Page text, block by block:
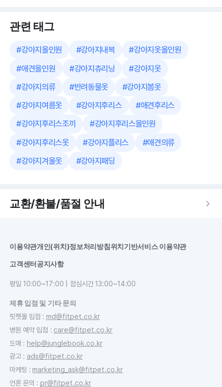
관련 태그
#강아지올인원 #강아지내복 #강아지옷올인원
#애견올인원 #강아지츄리닝 #강아지옷
#강아지의류 #반려동물옷 #강아지봄옷
#강아지여름옷 #강아지후리스 #애견후리스
#강아지후리스조끼 #강아지후리스올인원
#강아지후리스옷 #강아지플리스 #애견의류
#강아지겨울옷 #강아지패딩
교환/환불/품절 안내
이용약관개인(위치)정보처리방침위치기반서비스 이용약관
고객센터공지사항
평일 10:00~17:00 | 점심시간 13:00~14:00
제휴 입점 및 기타 문의
핏펫몰 입점 : md@fitpet.co.kr
병원 예약 입점 : care@fitpet.co.kr
도매 : help@junglebook.co.kr
광고: ads@fitpet.co.kr
마케팅 : marketing_ask@fitpet.co.kr
언론 문의 : pr@fitpet.co.kr